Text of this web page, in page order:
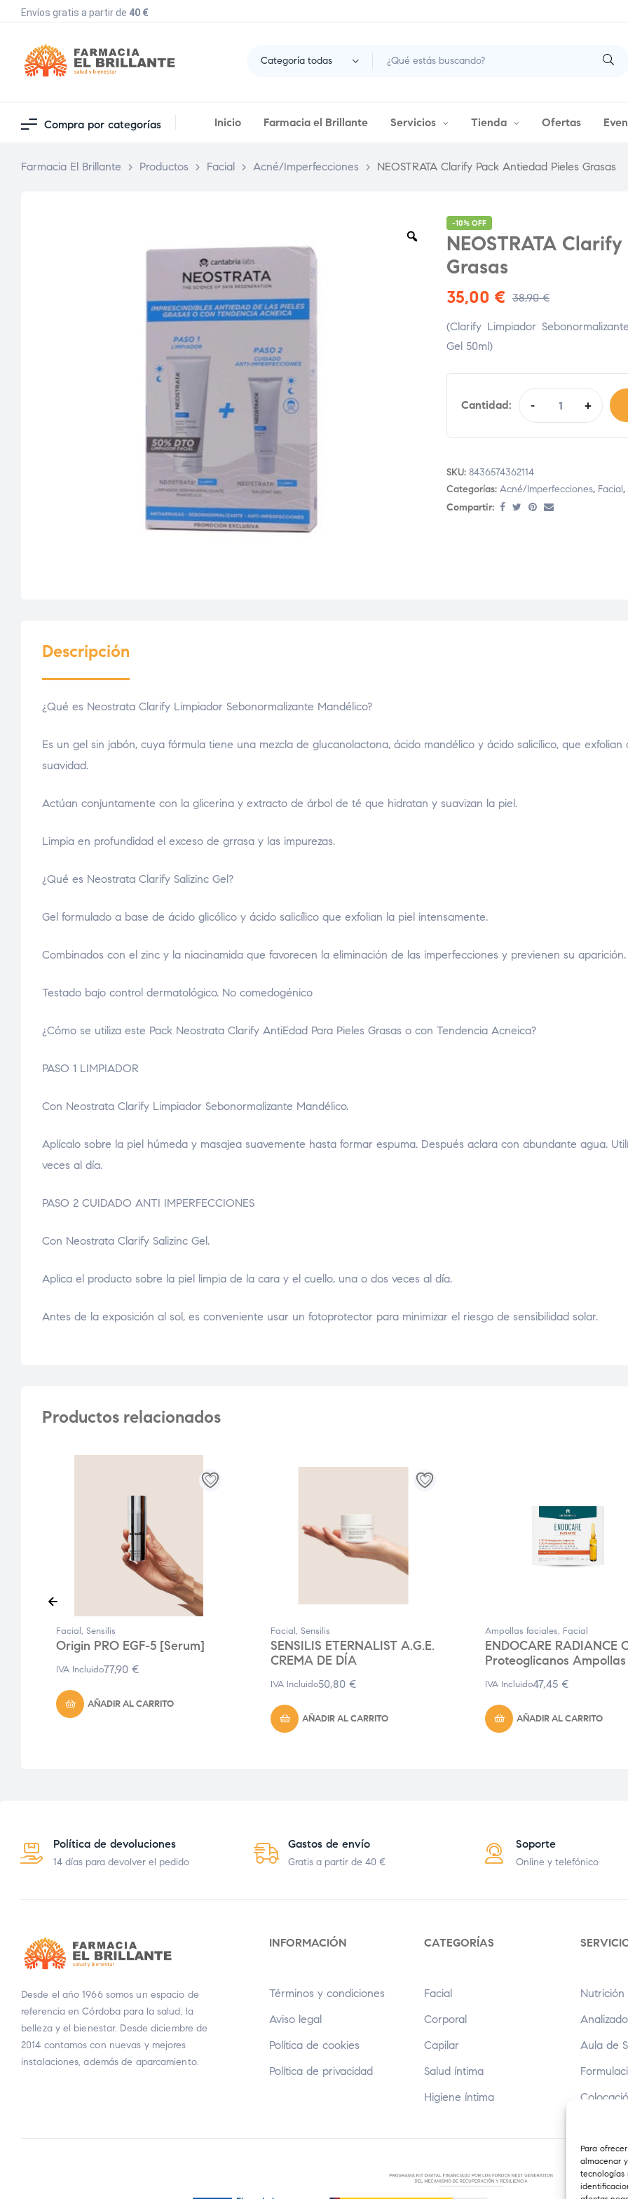
Para
almacenar
tecnologías
Envíos gratis a partir de 40 €
Categoría todas
Compra por categorías Inicio Farmacia el Brillante Servicios Tienda Ofertas
Farmacia El Brillante > Productos > Facial > Acné/Imperfecciones > NEOSTRATA Clarify Pack Antiedad Pieles Grasas
-10% OFF
NEOSTRATA
Grasas
38,90€
35,00 €
(Clarify Limpiador
Gel 50ml)
Cantidad: - +
SKU: 8436574362114
Categorías: Acné/Imperfecciones, Facial,
Compartir:
Descripción
¿Qué es Neostrata Clarify Limpiador Sebonormalizante Mandélico?
Es un gel sin jabón, cuya fórmula tiene una mezcla de glucanolactona, ácido mandélico y ácido salicílico, que exfolian
suavidad.
Actúan conjuntamente con la glicerina y extracto de árbol de té que hidratan y suavizan la piel.
Limpia en profundidad el exceso de grrasa y las impurezas.
¿Qué es Neostrata Clarify Salizinc Gel?
Gel formulado a base de ácido glicólico y ácido salicílico que exfolian la piel intensamente.
Combinados con el zinc y la niacinamida que favorecen la eliminación de las imperfecciones y previenen su aparición.
Testado bajo control dermatológico. No comedogénico
¿Cómo se utiliza este Pack Neostrata Clarify AntiEdad Para Pieles Grasas o con Tendencia Acneica?
PASO 1 LIMPIADOR
Con Neostrata Clarify Limpiador Sebonormalizante Mandélico.
Aplícalo sobre la piel húmeda y masajea suavemente hasta formar espuma. Después aclara con abundante agua.
veces al día.
PASO 2 CUIDADO ANTI IMPERFECCIONES
Con Neostrata Clarify Salizinc Gel.
Aplica el producto sobre la piel limpia de la cara y el cuello, una o dos veces al día.
Antes de la exposición al sol, es conveniente usar un fotoprotector para minimizar el riesgo de sensibilidad solar.
Productos relacionados
Facial , Sensilis
Origin PRO EGF-5 [Serum]
77,90 €
IVA Incluido
AÑADIR AL CARRITO
Facial , Sensilis
SENSILIS ETERNALIST A.G.E.
CREMA DE DÍA
50,80 €
IVA Incluido
AÑADIR AL CARRITO
Ampollas faciales, Facial
ENDOCARE RADIANCE
Proteoglicanos Ampollas
47,45 €
IVA Incluido
AÑADIR AL CARRITO
Política de devoluciones
14 días para devolver el pedido
Gastos de envío
Gratis a partir de 40 €
Soporte
Online y telefónico
Desde el año 1966 somos un espacio de
referencia en Córdoba para la salud, la
belleza y el bienestar. Desde diciembre de
2014 contamos con nuevas y mejores
instalaciones, además de aparcamiento.
INFORMACIÓN
Términos y condiciones
Aviso legal
Política de cookies
Política de privacidad
CATEGORÍAS
Facial
Corporal
Capilar
Salud íntima
Higiene íntima
Aula de